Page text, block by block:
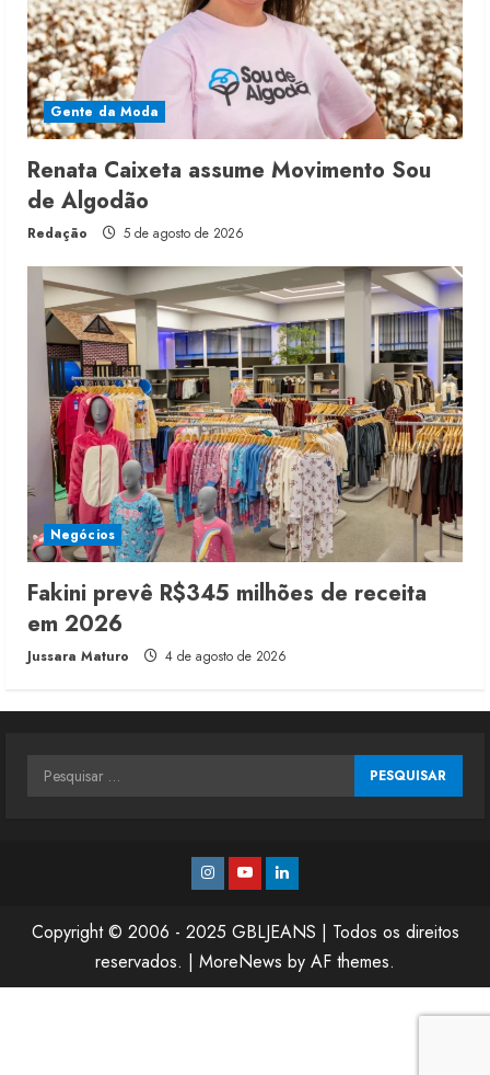
Gente da Moda
Renata Caixeta assume Movimento Sou
de Algodão
Redação 5 de agosto de 2026
Negócios
Fakini prevê R$345 milhões de receita
em 2026
Jussara Maturo 4 de agosto de 2026
Pesquisar
Instagram
YoutubeLinkedin
Copyright © 2006 - 2025 GBLJEANS | Todos os direitos
reservados. | MoreNews by AF themes.